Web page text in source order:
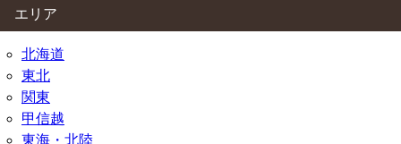
エリア
北海道
東北
関東
甲信越
東海・北陸